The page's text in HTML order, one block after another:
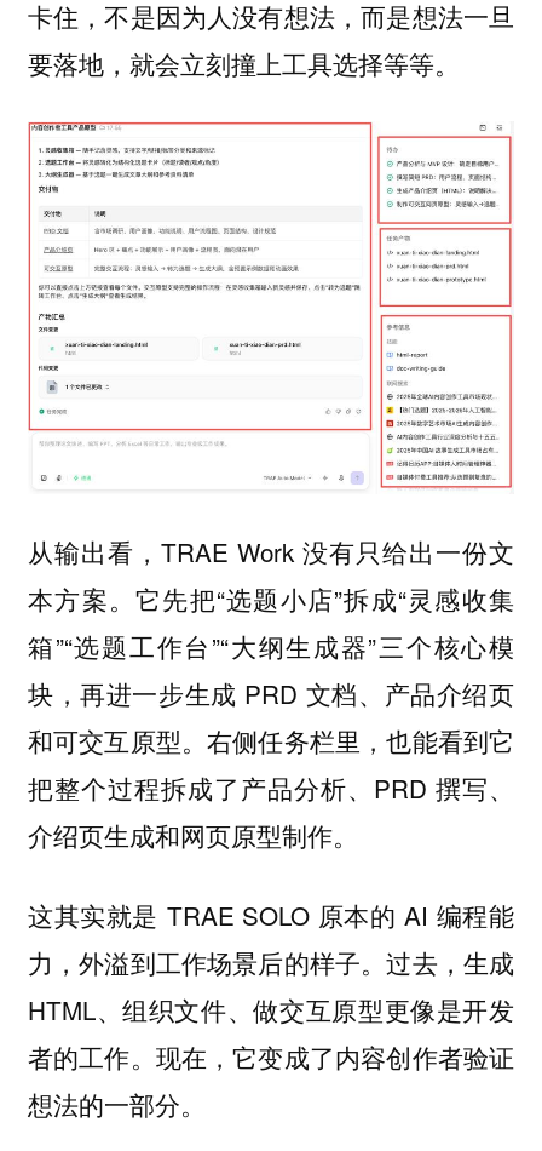
卡住，不是因为人没有想法，而是想法一旦
要落地，就会立刻撞上工具选择等等。
从输出看，TRAE Work 没有只给出一份文
本方案。它先把“选题小店”拆成“灵感收集
箱”“选题工作台”“大纲生成器”三个核心模
块，再进一步生成 PRD 文档、产品介绍页
和可交互原型。右侧任务栏里，也能看到它
把整个过程拆成了产品分析、PRD 撰写、
介绍页生成和网页原型制作。
这其实就是 TRAE SOLO 原本的 AI 编程能
力，外溢到工作场景后的样子。过去，生成
HTML、组织文件、做交互原型更像是开发
者的工作。现在，它变成了内容创作者验证
想法的一部分。